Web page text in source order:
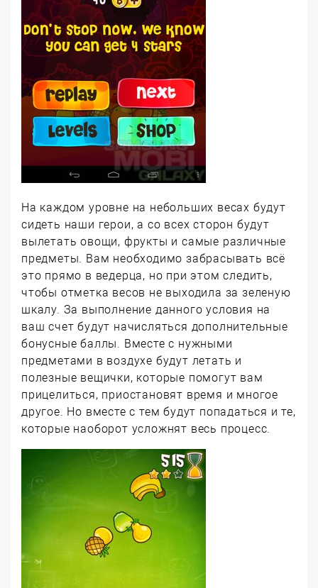
На каждом уровне на небольших весах будут
сидеть наши герои, а со всех сторон будут
вылетать овощи, фрукты и самые различные
предметы. Вам необходимо забрасывать всё
это прямо в ведерца, но при этом следить,
чтобы отметка весов не выходила за зеленую
шкалу. За выполнение данного условия на
ваш счет будут начисляться дополнительные
бонусные баллы. Вместе с нужными
предметами в воздухе будут летать и
полезные вещички, которые помогут вам
прицелиться, приостановят время и многое
другое. Но вместе с тем будут попадаться и те,
которые наоборот усложнят весь процесс.